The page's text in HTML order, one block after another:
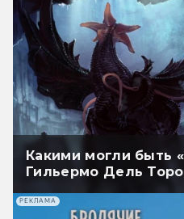
Какими могли быть
Гильермо Дель
РЕКЛАМА